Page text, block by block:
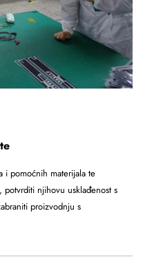
i pomoćnih materijala te
potvrditi njihovu usklađenost s
proizvodnju s